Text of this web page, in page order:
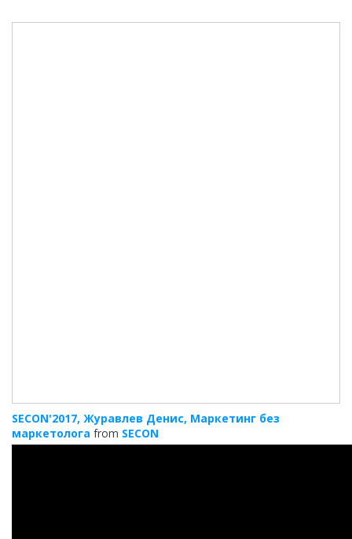
SECON'2017, Журавлев Денис, Маркетинг без
маркетолога from SECON